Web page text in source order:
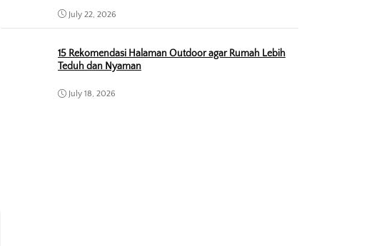
July 22, 2026
15 Rekomendasi Halaman Outdoor agar Rumah Lebih
Teduh dan Nyaman
July 18, 2026